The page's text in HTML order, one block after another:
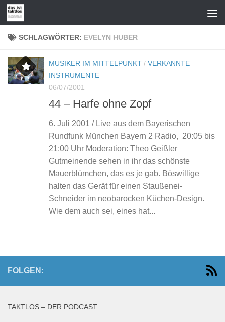
Zum Inhalt springen
SCHLAGWÖRTER: EVELYN HUBER
MUSIKER IM MITTELPUNKT / VERKANNTE
INSTRUMENTE
06/07/2001
44 – Harfe ohne Zopf
6. Juli 2001 / Live aus dem Bayerischen
Rundfunk München Bayern 2 Radio, 20:05 bis
21:00 Uhr Moderation: Theo Geißler
Gutmeinende sehen in ihr das schönste
Mauerblümchen, das es je gab. Böswillige
halten das Gerät für einen Staußenei-
Schneider im neobarocken Küchen-Design.
Wie dem auch sei, eines hat...
FOLGEN:
TAKTLOS – DER PODCAST